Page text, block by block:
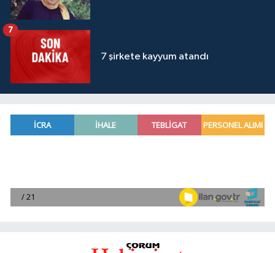
7 şirkete kayyum atandı
7